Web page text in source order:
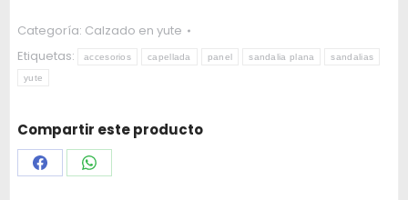
Categoría: Calzado en yute
Etiquetas:
accesorios capellada panel sandalia plana sandalias
yute
Compartir este producto
Share Share